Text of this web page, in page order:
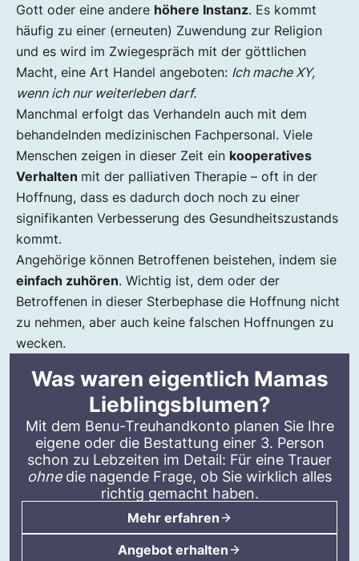
Gott oder eine andere höhere Instanz. Es kommt
häufig zu einer (erneuten) Zuwendung zur Religion
und es wird im Zwiegespräch mit der göttlichen
Macht, eine Art Handel angeboten: Ich mache XY,
wenn ich nur weiterleben darf.
Manchmal erfolgt das Verhandeln auch mit dem
behandelnden medizinischen Fachpersonal. Viele
Menschen zeigen in dieser Zeit ein kooperatives
Verhalten mit der palliativen Therapie – oft in der
Hoffnung, dass es dadurch doch noch zu einer
signifikanten Verbesserung des Gesundheitszustands
kommt.
Angehörige können Betroffenen beistehen, indem sie
einfach zuhören. Wichtig ist, dem oder der
Betroffenen in dieser Sterbephase die Hoffnung nicht
zu nehmen, aber auch keine falschen Hoffnungen zu
wecken.
Was waren eigentlich Mamas
Lieblingsblumen?
Mit dem Benu-Treuhandkonto planen Sie Ihre
eigene oder die Bestattung einer 3. Person
schon zu Lebzeiten im Detail: Für eine Trauer
ohne die nagende Frage, ob Sie wirklich alles
richtig gemacht haben.
Mehr erfahren
Angebot erhalten